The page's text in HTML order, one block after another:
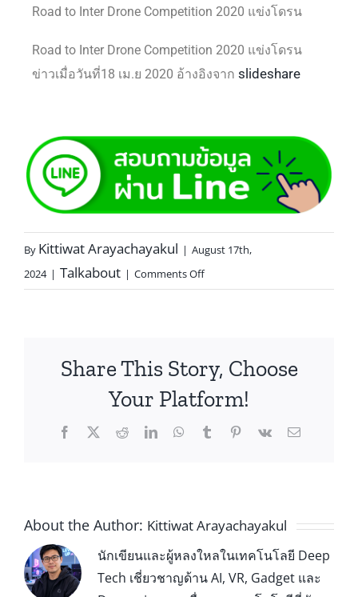
Road to Inter Drone Competition 2020 แข่งโดรน
Road to Inter Drone Competition 2020 แข่งโดรน ​
ข่าวเมื่อวันที่18 เม.ย 2020 อ้างอิงจาก slideshare
By Kittiwat Arayachayakul | August 17th,
2024 | Talkabout | Comments Off
Share This Story, Choose
Your Platform!
About the Author: Kittiwat Arayachayakul
นักเขียนและผู้หลงใหลในเทคโนโลยี Deep
Tech เชี่ยวชาญด้าน AI, VR, Gadget และ